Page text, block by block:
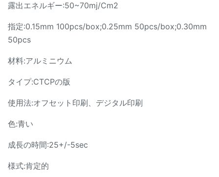
露出エネルギー:50~70mj/Cm2
指定:0.15mm 100pcs/box;0.25mm 50pcs/box;0.30mm
50pcs
材料:アルミニウム
タイプ:CTCPの版
使用法:オフセット印刷、デジタル印刷
色:青い
成長の時間:25+/-5sec
様式:肯定的